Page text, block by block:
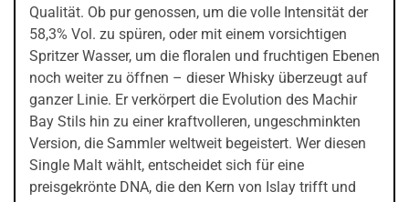
Qualität. Ob pur genossen, um die volle Intensität der
58,3% Vol. zu spüren, oder mit einem vorsichtigen
Spritzer Wasser, um die floralen und fruchtigen Ebenen
noch weiter zu öffnen – dieser Whisky überzeugt auf
ganzer Linie. Er verkörpert die Evolution des Machir
Bay Stils hin zu einer kraftvolleren, ungeschminkten
Version, die Sammler weltweit begeistert. Wer diesen
Single Malt wählt, entscheidet sich für eine
preisgekrönte DNA, die den Kern von Islay trifft und